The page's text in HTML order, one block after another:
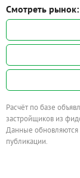
Смотреть рынок:
Расчёт по базе
застройщиков из
Данные обновляются
публикации.